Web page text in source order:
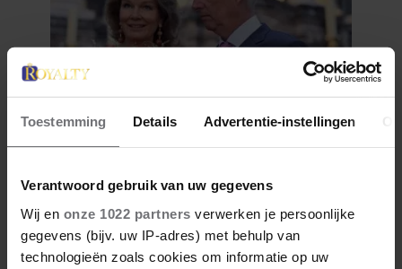
Toestemming Details Advertentie-instellingen
Verantwoord gebruik van uw gegevens
Wij en onze 1022 partners verwerken je persoonlijke
gegevens (bijv. uw IP-adres) met behulp van
technologieën zoals cookies om informatie op uw
1 augustus 2026
ZOMERVAKANTIEPLEK VAN DE
BELGISCHE KONINKLIJKE
FAMILIE